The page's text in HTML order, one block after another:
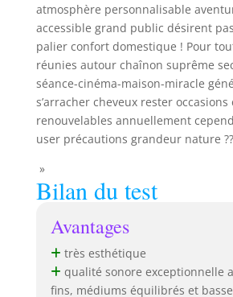
atmosphère personnalisable
accessible grand public désirent
palier confort domestique ! Pour
réunies autour chaînon suprême
séance-cinéma-maison-miracle
s’arracher cheveux rester occasions
renouvelables annuellement
user précautions grandeur nature
»
Bilan du test
Avantages
très esthétique
qualité sonore exceptionnelle
fins, médiums équilibrés et